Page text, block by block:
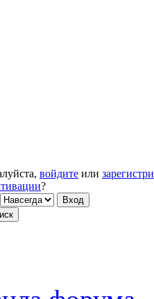
войдите или
?